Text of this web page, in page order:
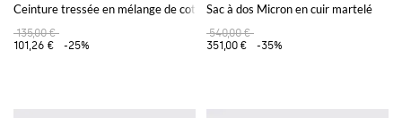
Ceinture tressée en mélange de coton
135,00 €
101,26 €
-25%
Sac à dos Micron en cuir martelé
540,00 €
351,00 €
-35%